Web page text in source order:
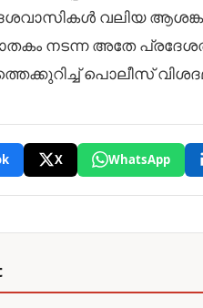
വലിയ
നടന്ന അതേ
പൊലീസ്
X WhatsApp